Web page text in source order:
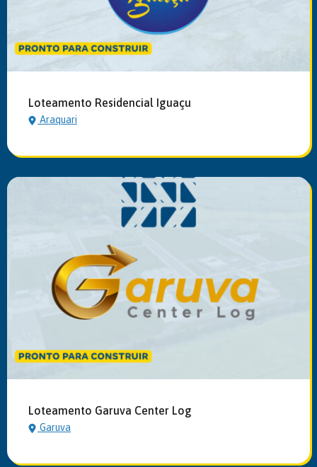
Loteamento Residencial Iguaçu
Araquari
Loteamento Garuva Center Log
Garuva